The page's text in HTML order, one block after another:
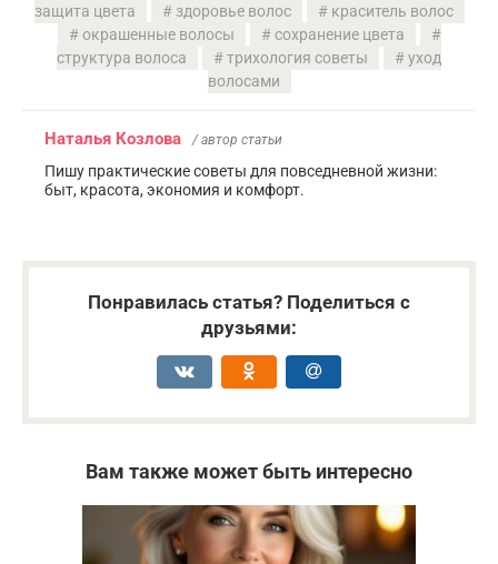
защита цвета
здоровье волос
краситель волос
окрашенные волосы
сохранение цвета
структура волоса
трихология советы
уход
волосами
Наталья Козлова / автор статьи
Пишу практические советы для повседневной жизни:
быт, красота, экономия и комфорт.
Понравилась статья? Поделиться с
друзьями:
Вам также может быть интересно